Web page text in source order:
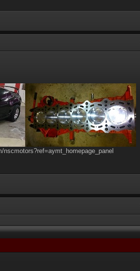
nscmotors?ref=aymt_homepage_panel